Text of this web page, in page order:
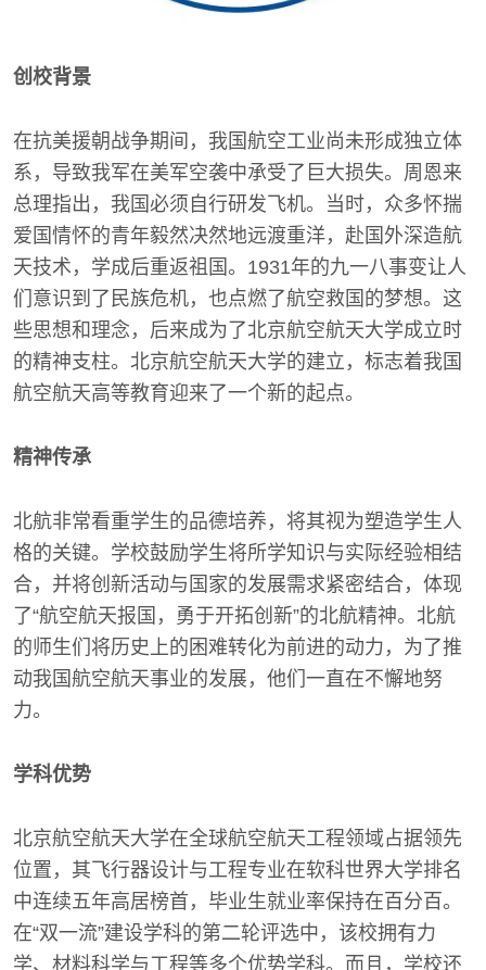
创校背景
在抗美援朝战争期间，我国航空工业尚未形成独立体
系，导致我军在美军空袭中承受了巨大损失。周恩来
总理指出，我国必须自行研发飞机。当时，众多怀揣
爱国情怀的青年毅然决然地远渡重洋，赴国外深造航
天技术，学成后重返祖国。1931年的九一八事变让人
们意识到了民族危机，也点燃了航空救国的梦想。这
些思想和理念，后来成为了北京航空航天大学成立时
的精神支柱。北京航空航天大学的建立，标志着我国
航空航天高等教育迎来了一个新的起点。
精神传承
北航非常看重学生的品德培养，将其视为塑造学生人
格的关键。学校鼓励学生将所学知识与实际经验相结
合，并将创新活动与国家的发展需求紧密结合，体现
了“航空航天报国，勇于开拓创新”的北航精神。北航
的师生们将历史上的困难转化为前进的动力，为了推
动我国航空航天事业的发展，他们一直在不懈地努
力。
学科优势
北京航空航天大学在全球航空航天工程领域占据领先
位置，其飞行器设计与工程专业在软科世界大学排名
中连续五年高居榜首，毕业生就业率保持在百分百。
在“双一流”建设学科的第二轮评选中，该校拥有力
学、材料科学与工程等多个优势学科。而且，学校还